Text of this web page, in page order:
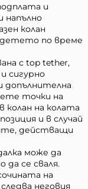
и
напълно
колан
детето по време
с top tether,
сигурно
допълнителна
точки на
колан на колата
и в случай
действащи
може да
да се сваля.
на
неговия